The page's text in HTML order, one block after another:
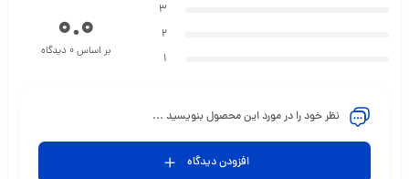
3
2
1
0.0
بر اساس 0 دیدگاه
نظر خود را در مورد این محصول بنویسید ...
افزودن دیدگاه